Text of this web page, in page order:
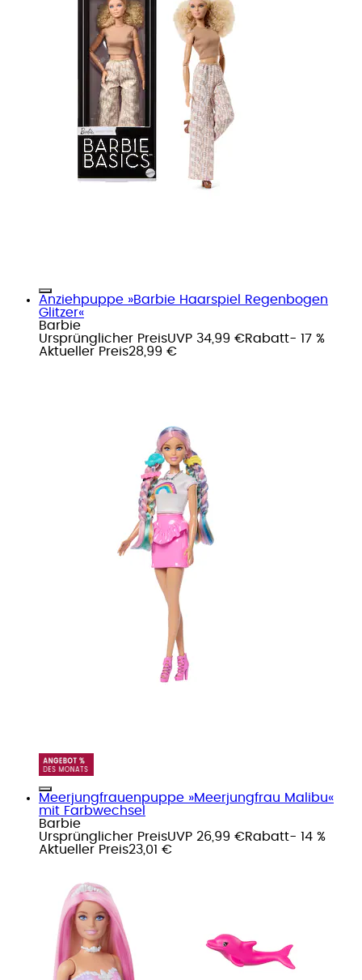
Anziehpuppe »Barbie Haarspiel Regenbogen
Glitzer«
Barbie
Ursprünglicher PreisUVP 34,99 €Rabatt- 17 %
Aktueller Preis28,99 €
Meerjungfrauenpuppe »Meerjungfrau Malibu«
mit Farbwechsel
Barbie
Ursprünglicher PreisUVP 26,99 €Rabatt- 14 %
Aktueller Preis23,01 €